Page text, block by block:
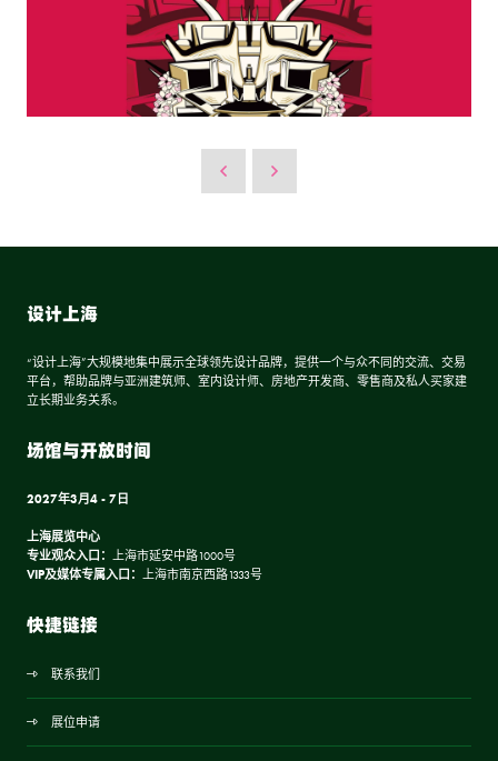
设计上海
“设计上海”大规模地集中展示全球领先设计品牌，提供一个与众不同的交流、交易
平台，帮助品牌与亚洲建筑师、室内设计师、房地产开发商、零售商及私人买家建
立长期业务关系。
场馆与开放时间
2027年3月4 - 7日
上海展览中心
专业观众入口：
上海市延安中路1000号
VIP及媒体专属入口：
上海市南京西路1333号
快捷链接
联系我们
展位申请